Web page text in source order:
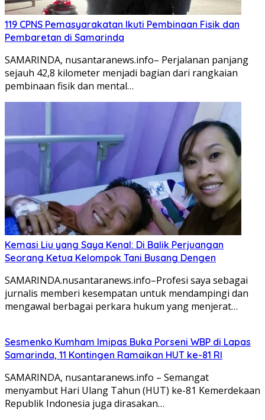
119 CPNS Pemasyarakatan Ikuti Pembinaan Fisik dan
Pembaretan di Samarinda
SAMARINDA, nusantaranews.info– Perjalanan panjang
sejauh 42,8 kilometer menjadi bagian dari rangkaian
pembinaan fisik dan mental…
Kemasi Liu yang Saya Kenal: Di Balik Perjuangan
Seorang Ketua Kelompok Tani Busang Dengen
SAMARINDA.nusantaranews.info–Profesi saya sebagai
jurnalis memberi kesempatan untuk mendampingi dan
mengawal berbagai perkara hukum yang menjerat…
Sesmenko Kumham Imipas Buka Porseni WBP di Lapas
Samarinda, 11 Kontingen Ramaikan HUT ke-81 RI
SAMARINDA, nusantaranews.info – Semangat
menyambut Hari Ulang Tahun (HUT) ke-81 Kemerdekaan
Republik Indonesia juga dirasakan…